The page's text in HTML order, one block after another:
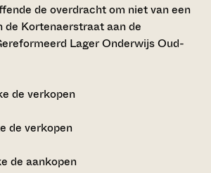
de overdracht om niet van een
de Kortenaerstraat aan de
Lager Onderwijs Oud-
de verkopen
de verkopen
de aankopen